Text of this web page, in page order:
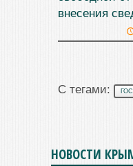
внесения
С тегами:
НОВОСТИ